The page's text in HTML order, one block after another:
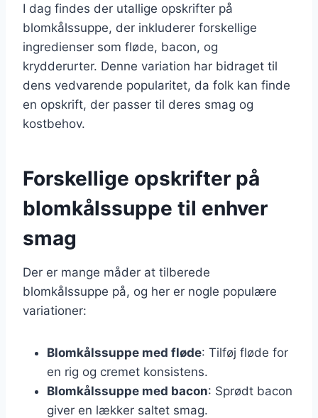
I dag findes der utallige opskrifter på
blomkålssuppe, der inkluderer forskellige
ingredienser som fløde, bacon, og
krydderurter. Denne variation har bidraget til
dens vedvarende popularitet, da folk kan finde
en opskrift, der passer til deres smag og
kostbehov.
Forskellige opskrifter på
blomkålssuppe til enhver
smag
Der er mange måder at tilberede
blomkålssuppe på, og her er nogle populære
variationer:
Blomkålssuppe med fløde: Tilføj fløde for
en rig og cremet konsistens.
Blomkålssuppe med bacon: Sprødt bacon
giver en lækker saltet smag.